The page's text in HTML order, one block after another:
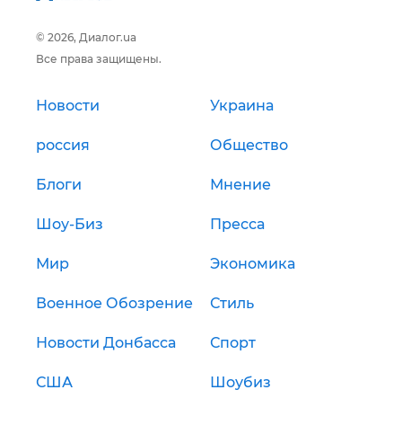
© 2026, Диалог.ua
Все права защищены.
Новости Украина
россия Общество
Блоги Мнение
Шоу-Биз Пресса
Мир Экономика
Военное Обозрение Стиль
Новости Донбасса Спорт
США Шоубиз